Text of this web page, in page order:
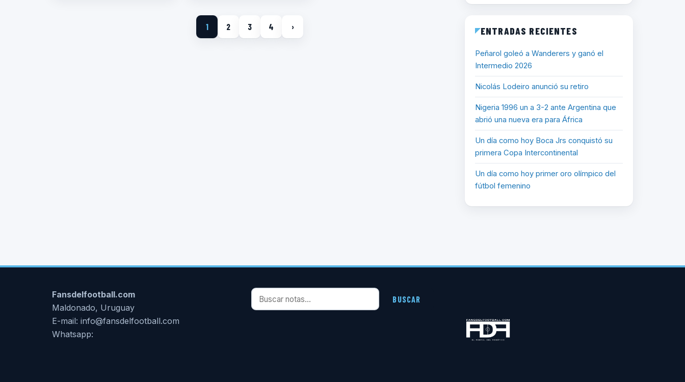
1 2 3 4 › ENTRADAS RECIENTES
Peñarol goleó a Wanderers y ganó el
Intermedio 2026
Nicolás Lodeiro anunció su retiro
Nigeria 1996 un a 3-2 ante Argentina que
abrió una nueva era para África
Un día como hoy Boca Jrs conquistó su
primera Copa Intercontinental
Un día como hoy primer oro olímpico del
fútbol femenino
Fansdelfootball.com
Maldonado, Uruguay
E-mail: info@fansdelfootball.com
Whatsapp:
Buscar notas BUSCAR